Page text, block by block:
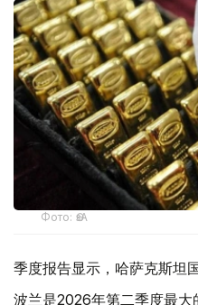
Фото: ӨзА
季度报告显示，哈萨克斯坦
波兰是2026年第二季度最